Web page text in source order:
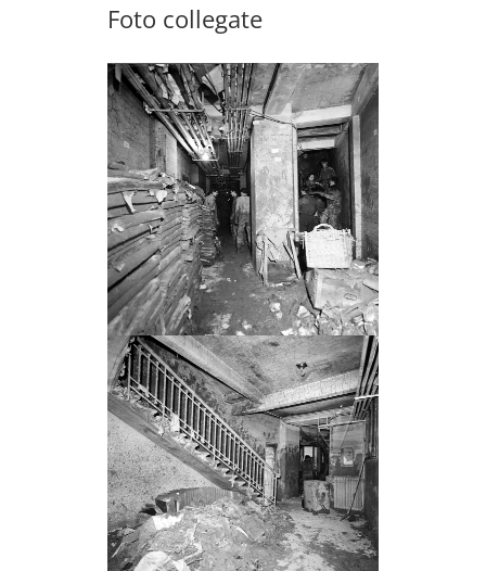
Foto collegate